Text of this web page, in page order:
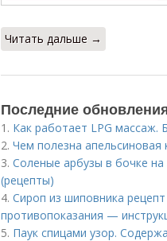
Читать дальше →
Последние
1. Как работает LPG массаж.
2. Чем полезна апельсиновая
3. Соленые арбузы в бочке
(рецепты)
4. Сироп из шиповника
противопоказания —
5. Паук спицами узор.